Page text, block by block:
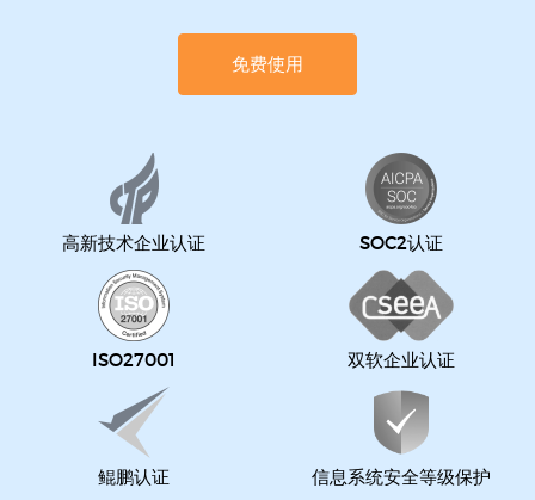
免费使用
高新技术企业认证 SOC2认证
ISO27001 双软企业认证
鲲鹏认证 信息系统安全等级保护